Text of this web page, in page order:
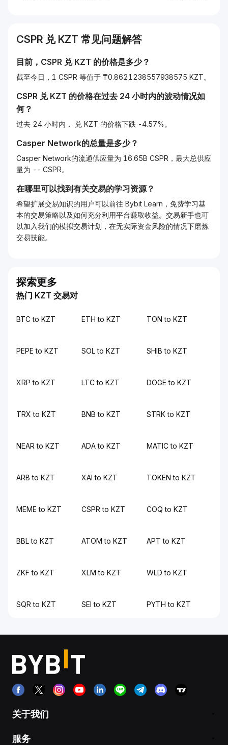
CSPR 兑 KZT 常见问题解答
目前， CSPR 兑 KZT 的价格是多少？
截至今日，1 CSPR 等值于 ₸0.8621238557938575 KZT。
CSPR 兑 KZT 的价格在过去 24 小时内的波动情况如
何？
过去 24 小时内， 兑 KZT 的价格下跌 -4.57%。
Casper Network的总量是多少？
Casper Network的流通供应量为 16.65B CSPR，最大总供应
量为 -- CSPR。
在哪里可以找到有关交易的学习资源？
希望扩展交易知识的用户可以前往 Bybit Learn，免费学习基
本的交易策略以及如何充分利用平台赚取收益。交易新手也可
以加入我们的模拟交易计划，在无实际资金风险的情况下磨炼
交易技能。
探索更多
热门 KZT 交易对
BTC to KZT ETH to KZT TON to KZT
PEPE to KZT SOL to KZT SHIB to KZT
XRP to KZT LTC to KZT DOGE to KZT
TRX to KZT BNB to KZT STRK to KZT
NEAR to KZT ADA to KZT MATIC to KZT
ARB to KZT XAI to KZT TOKEN to KZT
MEME to KZT CSPR to KZT COQ to KZT
BBL to KZT ATOM to KZT APT to KZT
ZKF to KZT XLM to KZT WLD to KZT
SQR to KZT SEI to KZT PYTH to KZT
关于我们
服务